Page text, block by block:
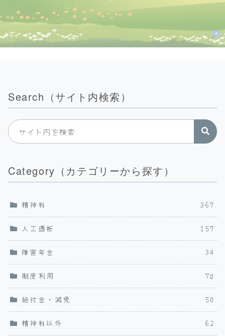
Search（サイト内検索）
Category（カテゴリーから探す）
精神科 367
人工透析 157
障害年金 34
制度利用 78
給付金・減免 50
精神科以外 62